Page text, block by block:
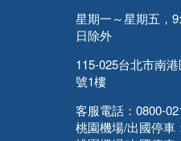
星期一～星期五，
日除外
115-025台北市南
號1樓
客服電話：0800-
桃園機場/出國停車